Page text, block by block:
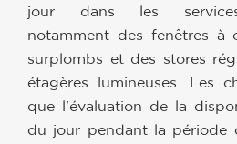
jour dans les services
notamment des fenêtres à
surplombs et des stores
étagères lumineuses. Les
que l'évaluation de la
du jour pendant la période